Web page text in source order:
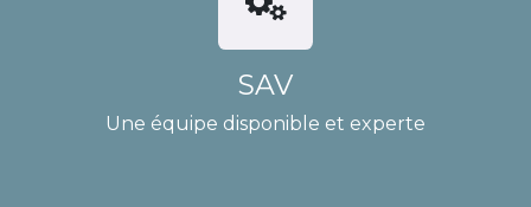
SAV
Une équipe disponible et experte